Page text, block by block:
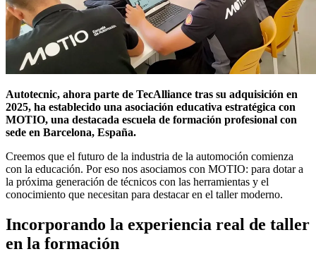
Autotecnic, ahora parte de TecAlliance tras su adquisición en
2025, ha establecido una asociación educativa estratégica con
MOTIO, una destacada escuela de formación profesional con
sede en Barcelona, España.
Creemos que el futuro de la industria de la automoción comienza
con la educación. Por eso nos asociamos con MOTIO: para dotar a
la próxima generación de técnicos con las herramientas y el
conocimiento que necesitan para destacar en el taller moderno.
Incorporando la experiencia real de taller
en la formación